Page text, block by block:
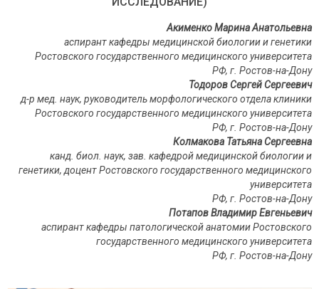
Акименко Марина Анатольевна
аспирант кафедры медицинской биологии и генетики
Ростовского государственного медицинского университета
РФ, г. Ростов-на-Дону
Тодоров Сергей Сергеевич
д-р мед. наук, руководитель морфологического отдела клиники
Ростовского государственного медицинского университета
РФ, г. Ростов-на-Дону
Колмакова Татьяна Сергеевна
канд. биол. наук, зав. кафедрой медицинской биологии и
генетики, доцент Ростовского государственного медицинского
университета
РФ, г. Ростов-на-Дону
Потапов Владимир Евгеньевич
аспирант кафедры патологической анатомии Ростовского
государственного медицинского университета
РФ, г. Ростов-на-Дону